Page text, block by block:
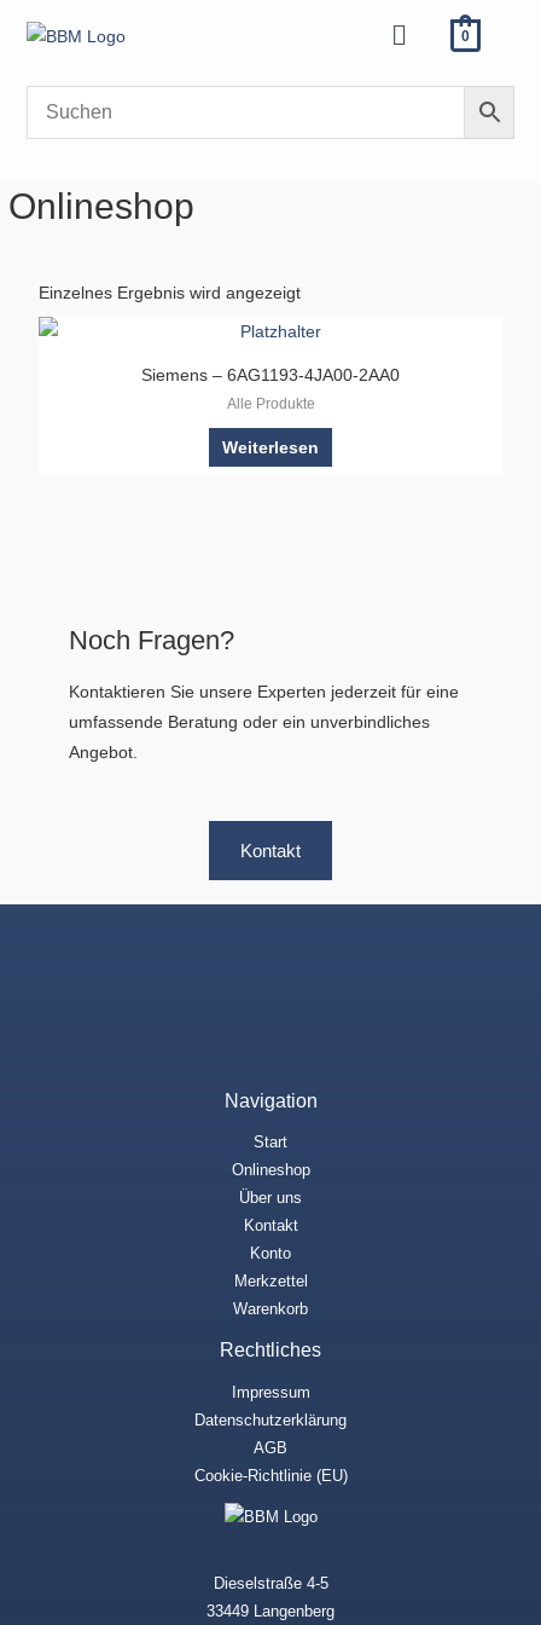
Inhalt
Menü 0
Onlineshop
Einzelnes Ergebnis wird angezeigt
Siemens – 6AG1193-4JA00-2AA0
Alle Produkte
Weiterlesen
Noch Fragen?
Kontaktieren Sie unsere Experten jederzeit für eine
umfassende Beratung oder ein unverbindliches
Angebot.
Kontakt
Navigation
Start
Onlineshop
Über uns
Kontakt
Konto
Merkzettel
Warenkorb
Rechtliches
Impressum
Datenschutzerklärung
AGB
Cookie-Richtlinie (EU)
Dieselstraße 4-5
33449 Langenberg